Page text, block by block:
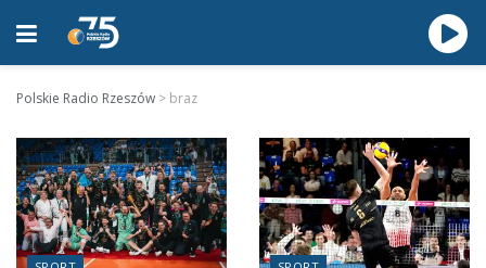
Polskie Radio Rzeszów > braz